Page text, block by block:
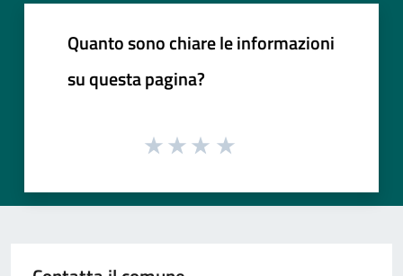
Quanto sono chiare le informazioni
su questa pagina?